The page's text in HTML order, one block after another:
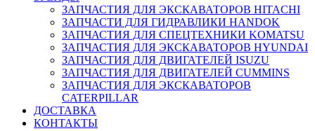
ЗАПЧАСТИЯ ДЛЯ ЭКСКАВАТОРОВ HITACHI
ЗАПЧАСТИ ДЛЯ ГИДРАВЛИКИ HANDOK
ЗАПЧАСТИЯ ДЛЯ СПЕЦТЕХНИКИ KOMATSU
ЗАПЧАСТИЯ ДЛЯ ЭКСКАВАТОРОВ HYUNDAI
ЗАПЧАСТИЯ ДЛЯ ДВИГАТЕЛЕЙ ISUZU
ЗАПЧАСТИЯ ДЛЯ ДВИГАТЕЛЕЙ CUMMINS
ЗАПЧАСТИЯ ДЛЯ ЭКСКАВАТОРОВ
CATERPILLAR
ДОСТАВКА
КОНТАКТЫ